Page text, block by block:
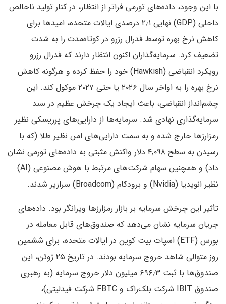
با این وجود، داده‌های تورمی فراتر از انتظار، در کنار تولید ناخالص
داخلی (GDP) نهایی ۲٫۱ درصدی ایالات متحده، امیدها برای
کاهش نرخ بهره توسط فدرال رزرو در کوتاه‌مدت را به شدت
تضعیف کرد. سرمایه‌گذاران اکنون انتظار دارند که فدرال رزرو
رویکرد انقباضی (Hawkish) خود را حفظ کرده و هرگونه کاهش
نرخ بهره را به اواخر سال ۲۰۲۶ یا حتی ۲۰۲۷ موکول کند. این
چشم‌انداز انقباضی، باعث ایجاد یک چرخش عظیم در سبد
سرمایه‌گذاری نهادی شد. سرمایه‌ها از دارایی‌های پرریسکی نظیر
رمزارزها خارج شده و به سمت دارایی‌های امن نظیر طلا (که با
رسیدن به سطح ۴٬۰۹۸ دلار واکنش مثبتی به داده‌های تورمی نشان
داد) و همچنین سهام شرکت‌های مرتبط با هوش مصنوعی (AI)
نظیر انویدیا (Nvidia) و برودکام (Broadcom) سرازیر شدند.
تأثیر این چرخش سرمایه بر بازار رمزارزها ویرانگر بود. داده‌های
جریان سرمایه نشان می‌دهد که صندوق‌های قابل معامله در
بورس (ETF) اسپات بیت کوین در ایالات متحده، برای ششمین
روز متوالی شاهد خروج سرمایه بودند. در تاریخ ۲۵ ژوئن، این
صندوق‌ها با ثبت ۶۹۶٫۳ میلیون دلار خروج سرمایه (به رهبری
صندوق IBIT شرکت بلک‌راک و FBTC شرکت فیدلیتی)،